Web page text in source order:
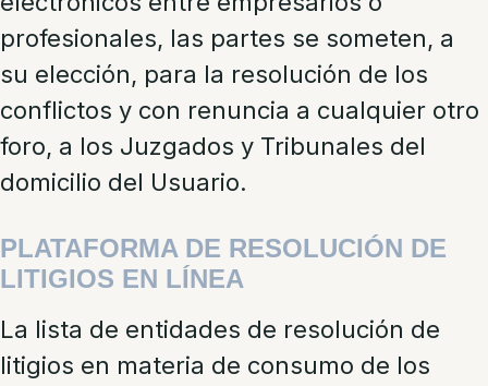
profesionales, las partes se someten, a
su elección, para la resolución de los
conflictos y con renuncia a cualquier otro
foro, a los Juzgados y Tribunales del
domicilio del Usuario.
PLATAFORMA DE RESOLUCIÓN DE
LITIGIOS EN LÍNEA
La lista de entidades de resolución de
litigios en materia de consumo de los